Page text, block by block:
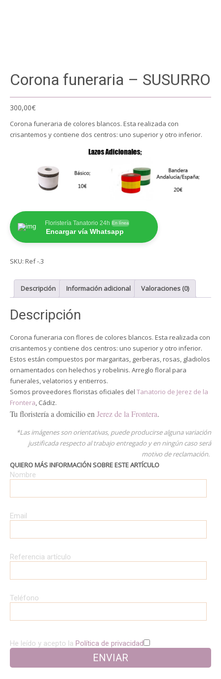
Corona funeraria – SUSURRO
300,00€
Corona funeraria de colores blancos. Esta realizada con
crisantemos y contiene dos centros: uno superior y otro inferior.
Floristería Tanatorio 24h En línea
Encargar vía Whatsapp
SKU: Ref -.3
Descripción Información adicional Valoraciones (0)
Descripción
Corona funeraria con flores de colores blancos. Esta realizada con
crisantemos y contiene dos centros: uno superior y otro inferior.
Estos están compuestos por margaritas, gerberas, rosas, gladiolos
ornamentados con helechos y robelinis. Arreglo floral para
funerales, velatorios y entierros.
Somos proveedores floristas oficiales del Tanatorio de Jerez de la
Frontera , Cádiz.
Tu floristería a domicilio en Jerez de la Frontera.
*Las imágenes son orientativas, puede producirse alguna variación
justificada respecto al trabajo entregado y en ningún caso será
motivo de reclamación.
QUIERO MÁS INFORMACIÓN SOBRE ESTE ARTÍCULO
Nombre
Email
Referencia artículo
Teléfono
He leído y acepto la Política de privacidad